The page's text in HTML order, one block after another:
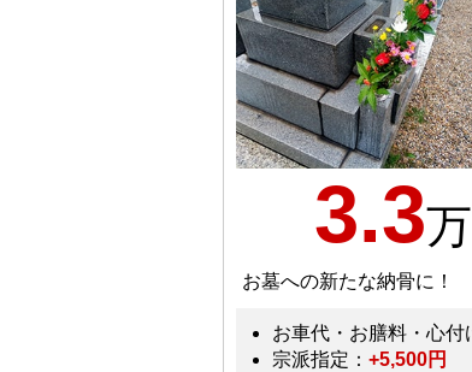
3.3
お墓への新たな納骨に！
お車代・お膳料・心付
宗派指定：+5,500円